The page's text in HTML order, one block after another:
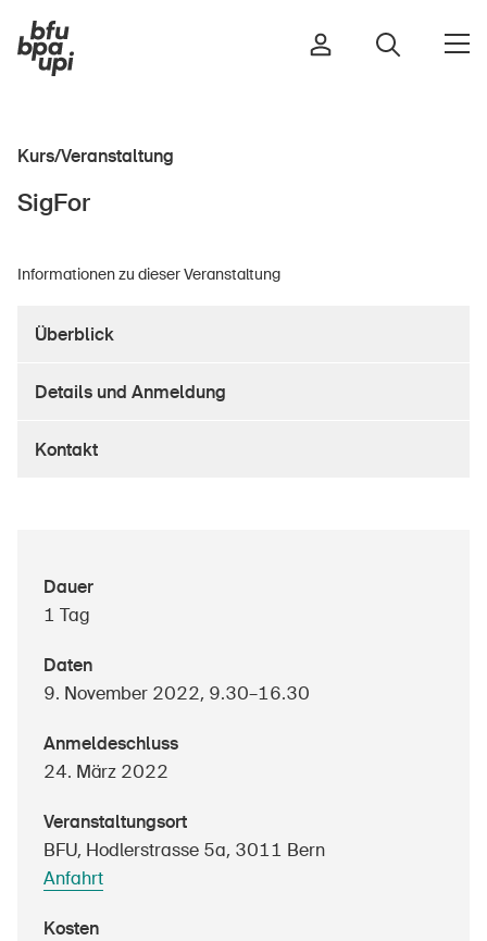
Sport & Bewegung
Gebäude & Anlagen
In der Kindheit
In der Schule
Über die BFU
Medien
Politik
Sinus Plus
Kampagnen
Kurs/Veranstaltung
SigFor
Informationen zu dieser Veranstaltung
Überblick
Details und Anmeldung
Kontakt
Dauer
1 Tag
Daten
9. November 2022, 9.30–16.30
Anmeldeschluss
24. März 2022
Veranstaltungsort
BFU, Hodlerstrasse 5a, 3011 Bern
Anfahrt
Kosten